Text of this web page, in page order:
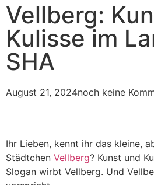
Vellberg:
Kulisse im
SHA
August 21, 2024noch keine
Ihr Lieben, kennt ihr das kleine,
Städtchen Vellberg? Kunst und
Slogan wirbt Vellberg. Und